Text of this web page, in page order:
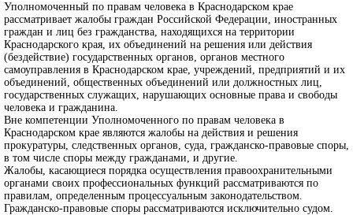
Уполномоченный по правам человека в Краснодарском крае
рассматривает жалобы граждан Российской Федерации, иностранных
граждан и лиц без гражданства, находящихся на территории
Краснодарского края, их объединений на решения или действия
(бездействие) государственных органов, органов местного
самоуправления в Краснодарском крае, учреждений, предприятий и их
объединений, общественных объединений или должностных лиц,
государственных служащих, нарушающих основные права и свободы
человека и гражданина.
Вне компетенции Уполномоченного по правам человека в
Краснодарском крае являются жалобы на действия и решения
прокуратуры, следственных органов, суда, гражданско-правовые споры,
в том числе споры между гражданами, и другие.
Жалобы, касающиеся порядка осуществления правоохранительными
органами своих профессиональных функций рассматриваются по
правилам, определенным процессуальным законодательством.
Гражданско-правовые споры рассматриваются исключительно судом.